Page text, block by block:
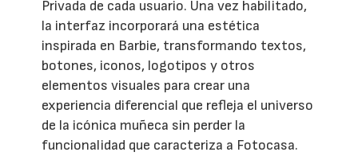
Privada de cada usuario. Una vez habilitado,
la interfaz incorporará una estética
inspirada en Barbie, transformando textos,
botones, iconos, logotipos y otros
elementos visuales para crear una
experiencia diferencial que refleja el universo
de la icónica muñeca sin perder la
funcionalidad que caracteriza a Fotocasa.